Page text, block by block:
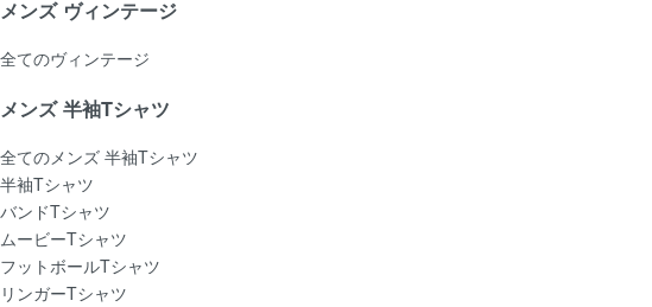
メンズ ヴィンテージ
全てのヴィンテージ
メンズ 半袖Tシャツ
全てのメンズ 半袖Tシャツ
半袖Tシャツ
バンドTシャツ
ムービーTシャツ
フットボールTシャツ
リンガーTシャツ